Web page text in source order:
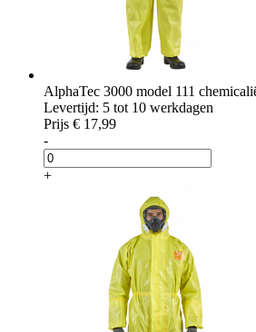
AlphaTec 3000 model 111
Levertijd: 5 tot 10 werkdagen
Prijs € 17,99
-
+